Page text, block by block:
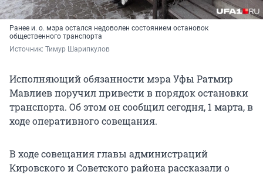
Ранее и. о. мэра остался недоволен состоянием остановок
общественного транспорта
Источник: Тимур Шарипкулов
Исполняющий обязанности мэра Уфы Ратмир
Мавлиев поручил привести в порядок остановки
транспорта. Об этом он сообщил сегодня, 1 марта, в
ходе оперативного совещания.
В ходе совещания главы администраций
Кировского и Советского района рассказали о